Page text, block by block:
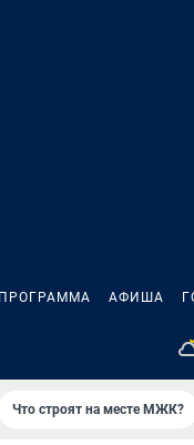
АФИША
Что строят на месте МЖК?